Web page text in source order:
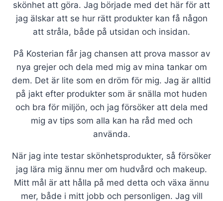
skönhet att göra. Jag började med det här för att
jag älskar att se hur rätt produkter kan få någon
att stråla, både på utsidan och insidan.
På Kosterian får jag chansen att prova massor av
nya grejer och dela med mig av mina tankar om
dem. Det är lite som en dröm för mig. Jag är alltid
på jakt efter produkter som är snälla mot huden
och bra för miljön, och jag försöker att dela med
mig av tips som alla kan ha råd med och
använda.
När jag inte testar skönhetsprodukter, så försöker
jag lära mig ännu mer om hudvård och makeup.
Mitt mål är att hålla på med detta och växa ännu
mer, både i mitt jobb och personligen. Jag vill